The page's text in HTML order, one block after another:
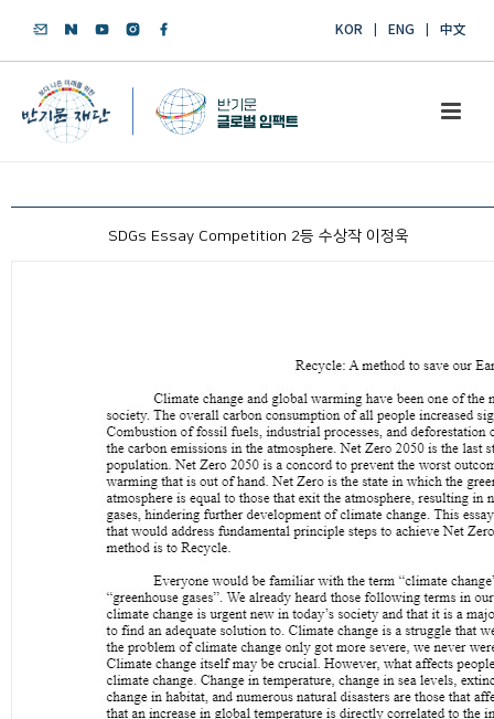
KOR ENG 中文
SDGs Essay Competition 2등 수상작 이정욱